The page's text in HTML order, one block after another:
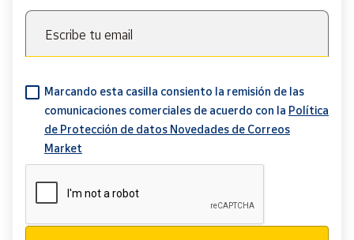
Escribe tu email
Marcando esta casilla consiento la remisión de las
comunicaciones comerciales de acuerdo con la Política
de Protección de datos Novedades de Correos
Market